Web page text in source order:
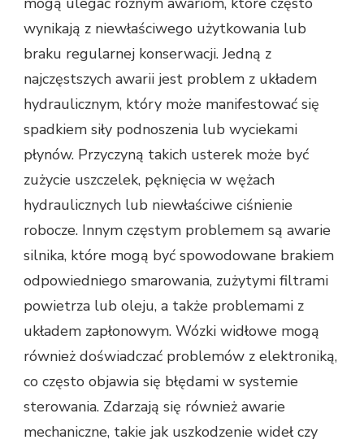
wynikają z niewłaściwego użytkowania lub
braku regularnej konserwacji. Jedną z
najczęstszych awarii jest problem z układem
hydraulicznym, który może manifestować się
spadkiem siły podnoszenia lub wyciekami
płynów. Przyczyną takich usterek może być
zużycie uszczelek, pęknięcia w wężach
hydraulicznych lub niewłaściwe ciśnienie
robocze. Innym częstym problemem są awarie
silnika, które mogą być spowodowane brakiem
odpowiedniego smarowania, zużytymi filtrami
powietrza lub oleju, a także problemami z
układem zapłonowym. Wózki widłowe mogą
również doświadczać problemów z elektroniką,
co często objawia się błędami w systemie
sterowania. Zdarzają się również awarie
mechaniczne, takie jak uszkodzenie wideł czy